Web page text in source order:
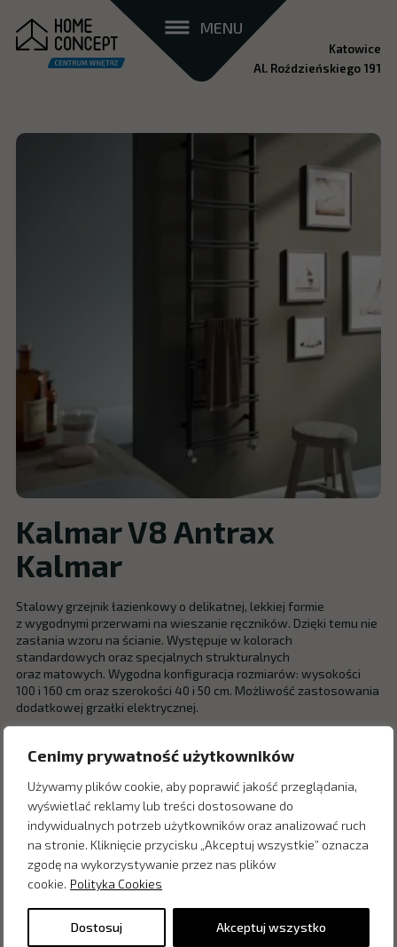
Cenimy prywatność użytkowników
Używamy plików cookie, aby poprawić jakość przeglądania,
wyświetlać reklamy lub treści dostosowane do
indywidualnych potrzeb użytkowników oraz analizować ruch
na stronie. Kliknięcie przycisku „Akceptuj wszystkie” oznacza
zgodę na wykorzystywanie przez nas plików
cookie. Polityka Cookies
Dostosuj Akceptuj wszystko
MENU
Katowice
Al. Roździeńskiego 191
Kalmar V8 Antrax
Kalmar
Stalowy grzejnik łazienkowy o delikatnej, lekkiej formie
z wygodnymi przerwami na wieszanie ręczników. Dzięki temu nie
zasłania wzoru na ścianie. Występuje w kolorach
standardowych oraz specjalnych strukturalnych
oraz matowych. Wygodna konfiguracja rozmiarów: wysokości
100 i 160 cm oraz szerokości 40 i 50 cm. Możliwość zastosowania
dodatkowej grzałki elektrycznej.